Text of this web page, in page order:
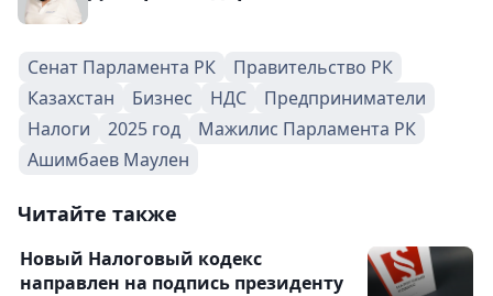
Сенат Парламента РК
Правительство РК
Казахстан
Бизнес НДС
Предприниматели
Налоги
2025 год
Мажилис Парламента РК
Ашимбаев Маулен
Читайте также
Новый Налоговый кодекс
направлен на подпись президенту